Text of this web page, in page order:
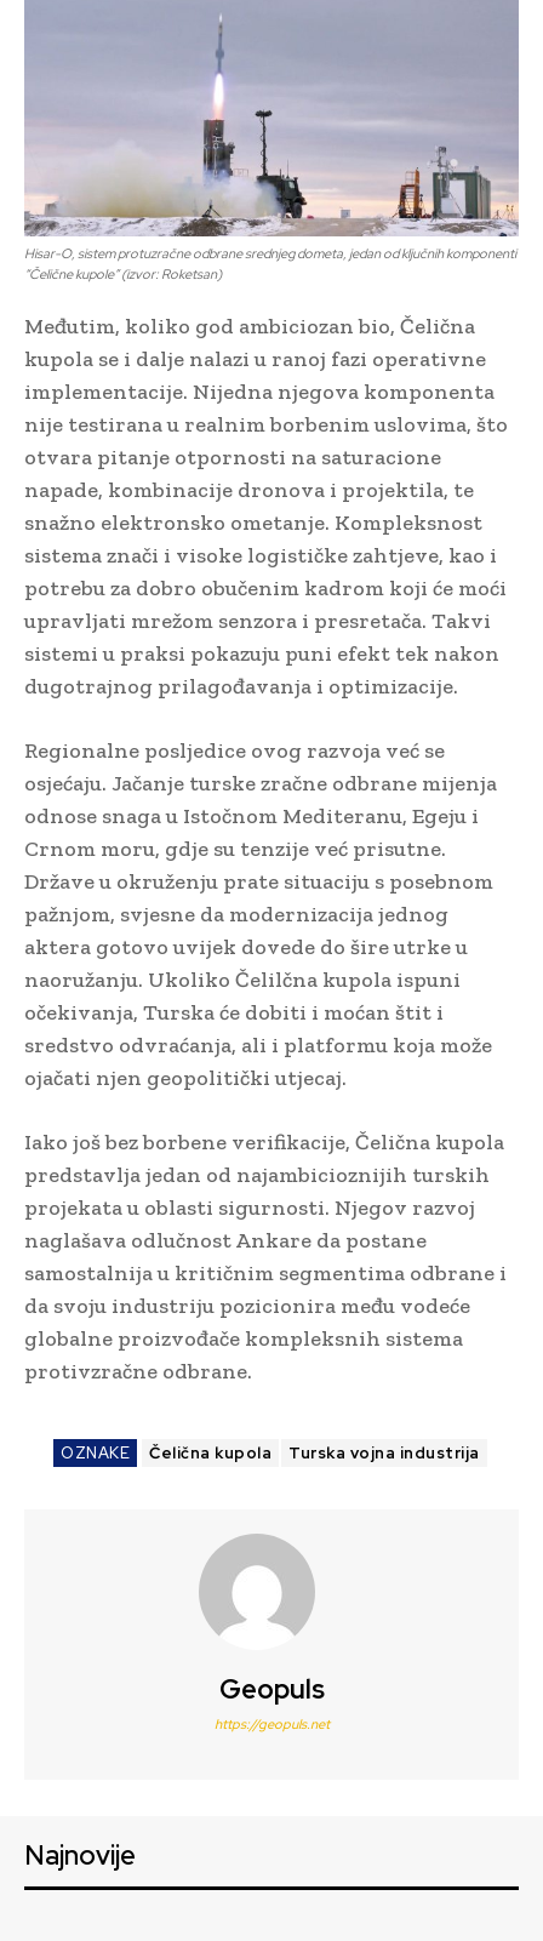
Hisar-O, sistem protuzračne odbrane srednjeg dometa, jedan od ključnih komponenti
“Čelične kupole” (izvor: Roketsan)
Međutim, koliko god ambiciozan bio, Čelična
kupola se i dalje nalazi u ranoj fazi operativne
implementacije. Nijedna njegova komponenta
nije testirana u realnim borbenim uslovima, što
otvara pitanje otpornosti na saturacione
napade, kombinacije dronova i projektila, te
snažno elektronsko ometanje. Kompleksnost
sistema znači i visoke logističke zahtjeve, kao i
potrebu za dobro obučenim kadrom koji će moći
upravljati mrežom senzora i presretača. Takvi
sistemi u praksi pokazuju puni efekt tek nakon
dugotrajnog prilagođavanja i optimizacije.
Regionalne posljedice ovog razvoja već se
osjećaju. Jačanje turske zračne odbrane mijenja
odnose snaga u Istočnom Mediteranu, Egeju i
Crnom moru, gdje su tenzije već prisutne.
Države u okruženju prate situaciju s posebnom
pažnjom, svjesne da modernizacija jednog
aktera gotovo uvijek dovede do šire utrke u
naoružanju. Ukoliko Čelilčna kupola ispuni
očekivanja, Turska će dobiti i moćan štit i
sredstvo odvraćanja, ali i platformu koja može
ojačati njen geopolitički utjecaj.
Iako još bez borbene verifikacije, Čelična kupola
predstavlja jedan od najambicioznijih turskih
projekata u oblasti sigurnosti. Njegov razvoj
naglašava odlučnost Ankare da postane
samostalnija u kritičnim segmentima odbrane i
da svoju industriju pozicionira među vodeće
globalne proizvođače kompleksnih sistema
protivzračne odbrane.
OZNAKE Čelična kupola Turska vojna industrija
Geopuls
https://geopuls.net
Najnovije